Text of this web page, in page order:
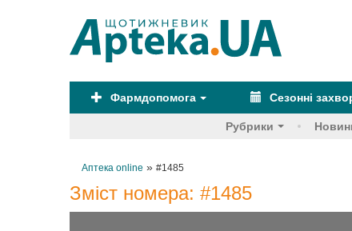
Фармдопомога Сезонні
Рубрики
Аптека online » #1485
Зміст номера: #1485